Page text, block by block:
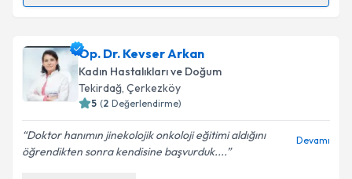
takvim hazırlandığında e-posta ile bilgilendireceğiz.
E-posta Adresiniz
Kişisel verilerimin işlenmesine ilişkin
Op. Dr. Kevser Arkan
Kadın Hastalıkları ve Doğum
Tekirdağ, Çerkezköy
5 (2 Değerlendirme)
Doktor hanımın jinekolojik onkoloji eğitimi aldığını
öğrendikten sonra kendisine başvurduk....
Devamı